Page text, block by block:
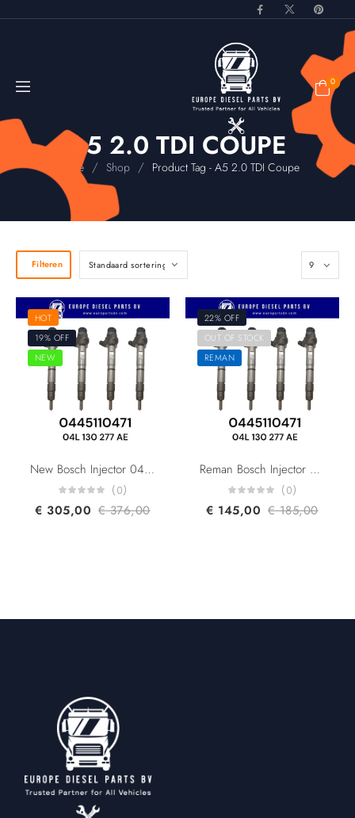
0
A5 2.0 TDI COUPE
Home / Shop / Product Tag - A5 2.0 TDI Coupe
Filteren
HOT
19% OFF
NEW
New Bosch Injector 0445110471 0445110470 04L130277AE 04L130277K 04L130277C For Audi A3/A4/A5/A6/Q3/Q5 Seat Skoda VW 2.0L Common Rail Fuel Diesel Injector
(0)
€ 305,00 €376,00
22% OFF
OUT OF STOCK
REMAN
Reman Bosch Injector 0445110471 0445110470 04L130277AE 04L130277K 04L130277C For Audi A3/A4/A5/A6/Q3/Q5 Seat Skoda VW 2.0L
(0)
€ 145,00 €185,00